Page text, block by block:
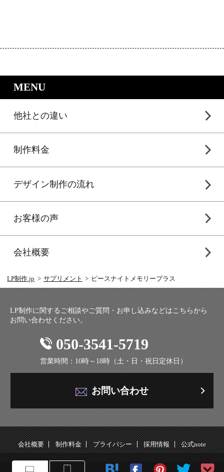
MENU｜LP制作.jpのサービスメニュー
他社との違い
制作料金
デザイン制作の流れ
お客様の声
会社概要
LP制作.jp サプリメント ピースナイトメモリープラス
LP制作に関するご相談やご質問・お申し込みなどはこちらから
お問い合わせください。
050-3541-5719
営業時間：10時～18時（土・日・祝日定休日）
お問い合わせ
会社概要 制作料金 プライバシー 採用情報 公式note